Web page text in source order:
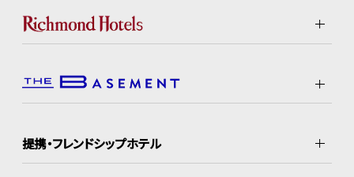
提携・フレンドシップホテル